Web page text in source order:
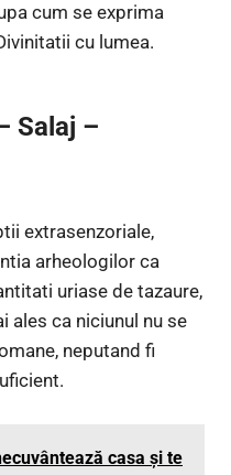
cum se exprima
cu lumea.
Salaj –
extrasenzoriale,
arheologilor ca
uriase de tazaure,
ales ca niciunul nu se
neputand fi
casa și te